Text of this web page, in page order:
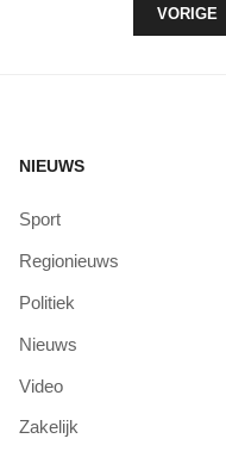
VORIG
VORIGE
NIEUWS
Sport
Regionieuws
Politiek
Nieuws
Video
Zakelijk